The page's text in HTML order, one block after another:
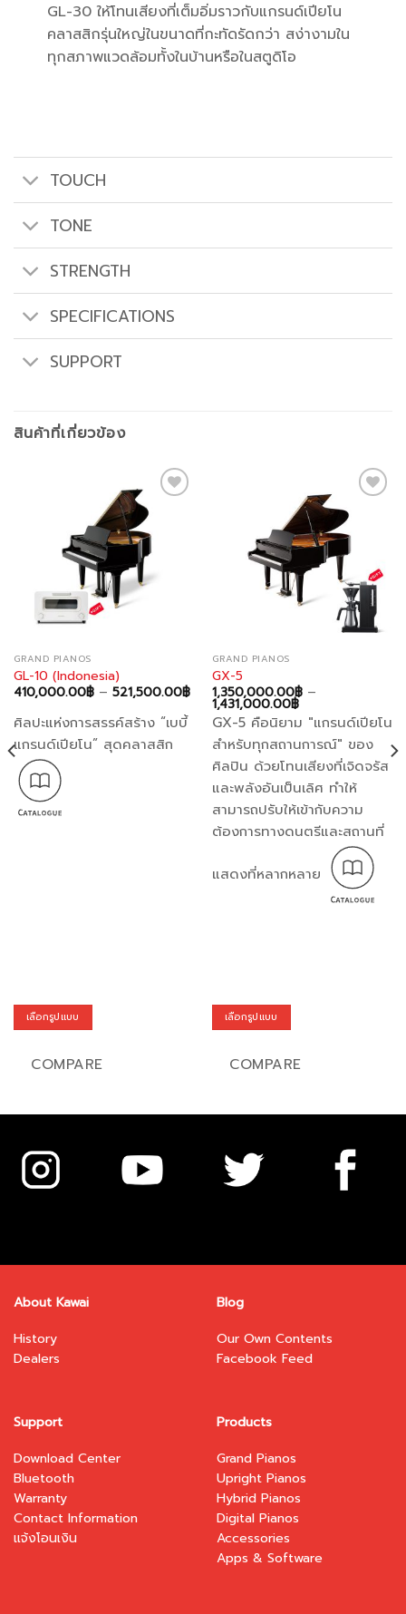
GL-30 ให้โทนเสียงที่เต็มอิ่มราวกับแกรนด์เปียโน
คลาสสิกรุ่นใหญ่ในขนาดที่กะทัดรัดกว่า สง่างามใน
ทุกสภาพแวดล้อมทั้งในบ้านหรือในสตูดิโอ
TOUCH
TONE
STRENGTH
SPECIFICATIONS
SUPPORT
สินค้าที่เกี่ยวข้อง
Add to
GRAND PIANOS
GL-10 (Indonesia)
410,000.00฿ – 521,500.00฿Price
range:
410,000.00฿
through
521,500.00฿
ศิลปะแห่งการสรรค์สร้าง “เบบี้
แกรนด์เปียโน” สุดคลาสสิก
เลือกรูปแบบ
product
variants.
options
may
be
product
COMPARE
Add to
wishlist
GRAND PIANOS
GX-5
1,350,000.00฿ –
1,431,000.00฿Price
range:
1,350,000.00฿
through
1,431,000.00฿
GX-5 คือนิยาม "แกรนด์เปียโน
สำหรับทุกสถานการณ์" ของ
ศิลปิน ด้วยโทนเสียงที่เจิดจรัส
และพลังอันเป็นเลิศ ทำให้
สามารถปรับให้เข้ากับความ
ต้องการทางดนตรีและสถานที่
แสดงที่หลากหลาย
เลือกรูปแบบ
product
variants.
options
may
be
product
COMPARE
About Kawai
History
Dealers
Blog
Our Own Contents
Facebook Feed
Support
Download Center
Bluetooth
Warranty
Contact Information
แจ้งโอนเงิน
Products
Grand Pianos
Upright Pianos
Hybrid Pianos
Digital Pianos
Accessories
Apps & Software